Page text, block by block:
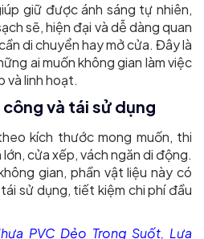
giữ được ánh sáng tự nhiên,
sẽ, hiện đại và dễ dàng quan
di chuyển hay mở cửa. Đây là
ai muốn không gian làm việc
và linh hoạt.
và tái sử dụng
kích thước mong muốn, thi
cửa xếp, vách ngăn di động.
gian, phần vật liệu này có
sử dụng, tiết kiệm chi phí đầu
PVC Dẻo Trong Suốt, Lựa